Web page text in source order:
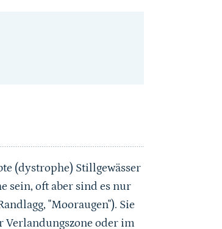
(dystrophe) Stillgewässer
sein, oft aber sind es nur
"Mooraugen"). Sie
Verlandungszone oder im